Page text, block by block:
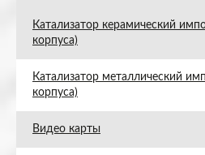
Катализатор керамический
корпуса)
Катализатор металлический
корпуса)
Видео карты